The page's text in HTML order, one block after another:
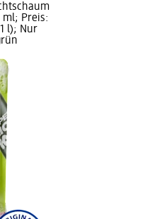
ml; Preis:
l); Nur